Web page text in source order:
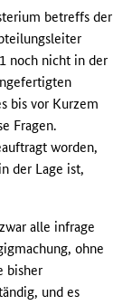
betreffs der
noch nicht in der
bis vor Kurzem
Fragen.
worden,
der Lage ist,
alle infrage
ohne
bisher
und es